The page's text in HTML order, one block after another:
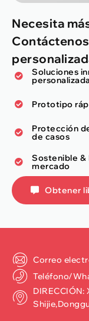
Necesita
Soluciones
Prototipo
Protección
de casos
Sostenible &
mercado
Obtener
Correo
Teléfono/